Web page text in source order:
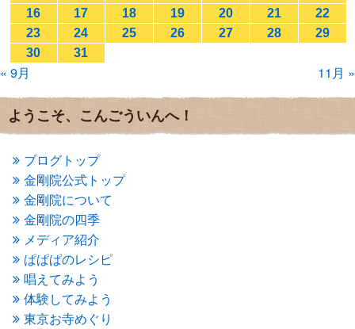
2017年1月(2)
2016年12月(4)
2016年11月(3)
2016年10月(1)
2016年9月
2016年6月
(2)
2016年5月(3)
2016年4月
(4)
2016年3月(4)
2016年2月(5)
2016年1月(3)
2015年12月(6)
2015年11月(4)
2015年10月
(4)
2015年9月
(3)
2015年8月(4)
2015年7月(4)
2015年6月(3)
16 17 18 19 20 21
22
23
24 25 26 27 28
29
30
31
« 9月 11月 »
ようこそ、こんごういんへ！
ブログトップ
金剛院公式トップ
金剛院について
金剛院の四季
メディア紹介
ぱぱぱのレシピ
唱えてみよう
体験してみよう
東京お寺めぐり